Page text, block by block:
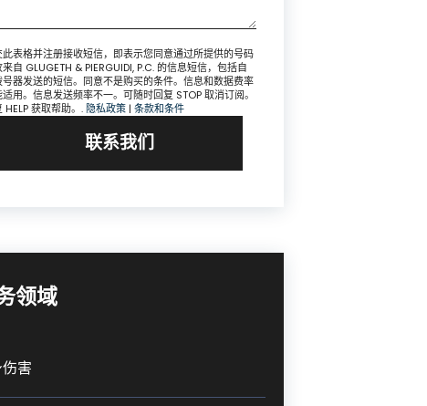
此表格并注册接收短信，即表示您同意通过所提供的号码
自 GLUGETH & PIERGUIDI, P.C. 的信息短信，包括自
号器发送的短信。同意不是购买的条件。信息和数据费率
用。信息发送频率不一。可随时回复 STOP 取消订阅。
HELP 获取帮助。. 隐私政策| 条款和条件
联系我们
领域
害